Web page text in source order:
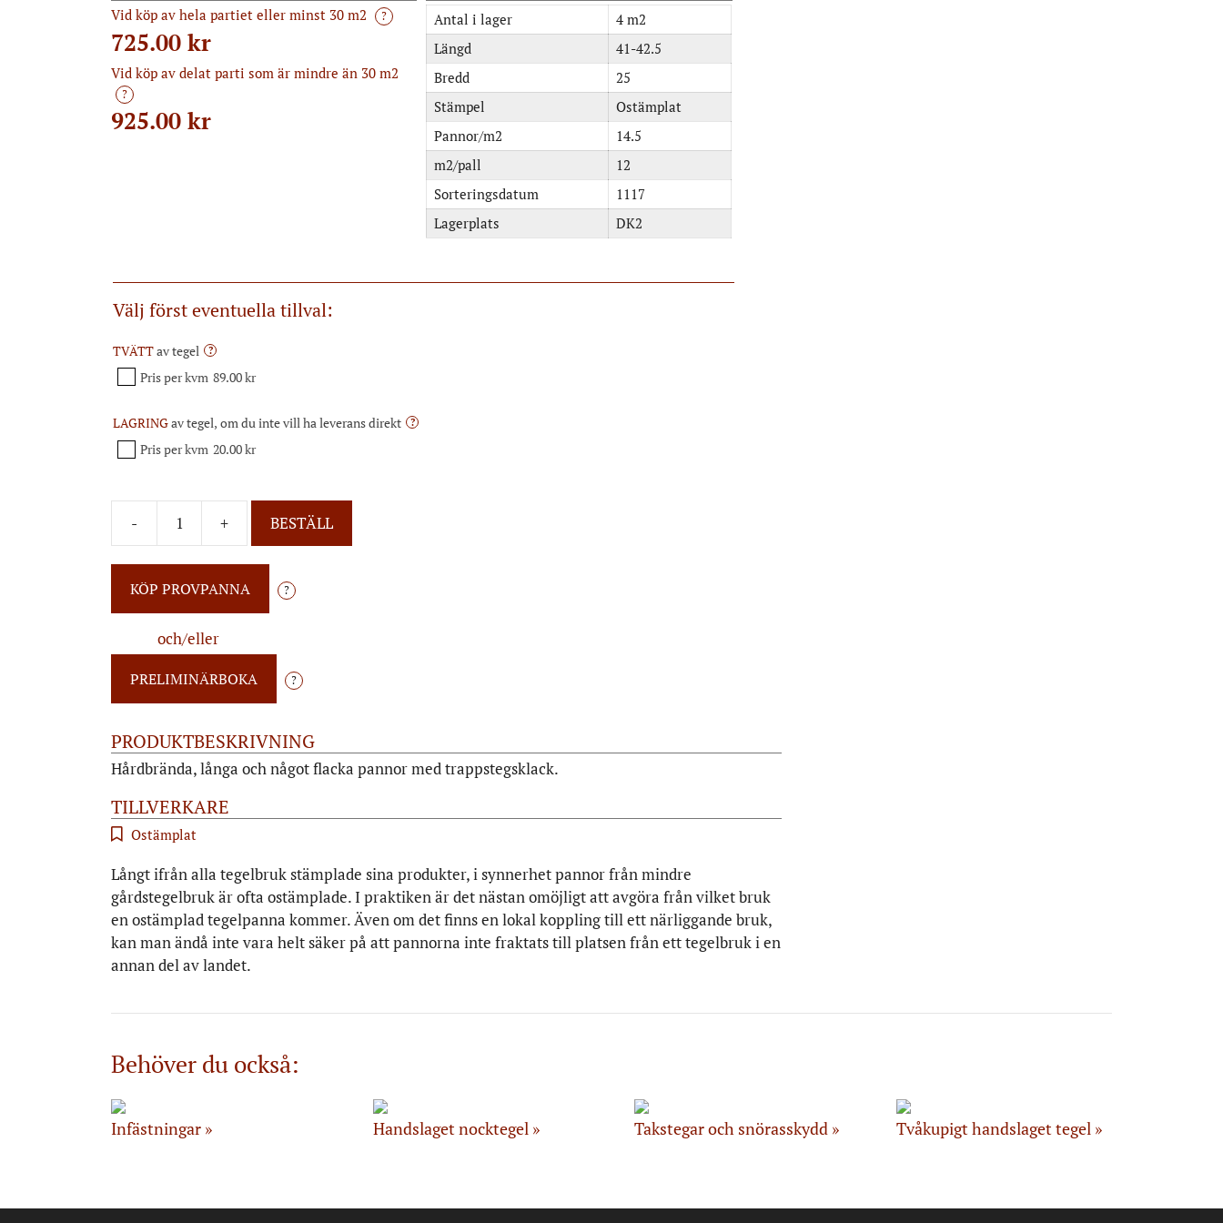
Vid köp av hela partiet eller minst 30 m2 ?
725.00 kr
Vid köp av delat parti som är mindre än 30 m2
?
925.00 kr
Antal i lager
4 m2
Längd
41-42.5
Bredd
25
Stämpel
Ostämplat
Pannor/m2
14.5
m2/pall
12
Sorteringsdatum
1117
Lagerplats
DK2
Välj först eventuella tillval:
TVÄTTav tegel ?
Pris per kvm 89.00 kr
LAGRINGav tegel, om du inte vill ha leverans direkt ?
Pris per kvm 20.00 kr
- + BESTÄLL
?
och/eller
?
PRODUKTBESKRIVNING
Hårdbrända, långa och något flacka pannor med trappstegsklack.
TILLVERKARE
Ostämplat
Långt ifrån alla tegelbruk stämplade sina produkter, i synnerhet pannor från mindre
gårdstegelbruk är ofta ostämplade. I praktiken är det nästan omöjligt att avgöra från vilket bruk
en ostämplad tegelpanna kommer. Även om det finns en lokal koppling till ett närliggande bruk,
kan man ändå inte vara helt säker på att pannorna inte fraktats till platsen från ett tegelbruk i en
annan del av landet.
Behöver du också:
Infästningar Handslaget nocktegel Takstegar och snörasskydd Tvåkupigt handslaget tegel